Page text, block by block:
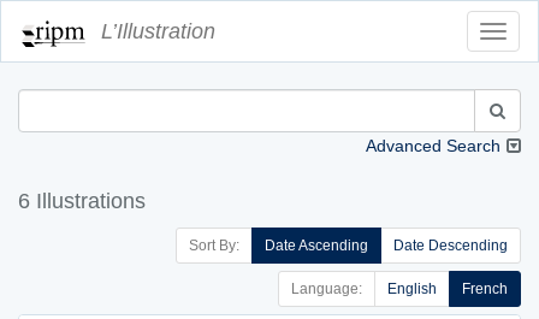
L’Illustration
Advanced Search
6 Illustrations
Sort By: Date Ascending Date Descending
Language: English French